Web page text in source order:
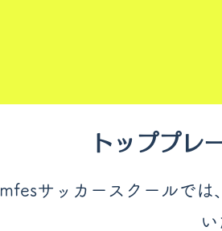
トッププレ
mfesサッカースクールでは